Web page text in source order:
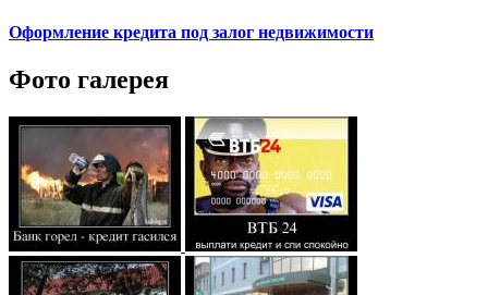
Оформление кредита под залог недвижимости
Фото галерея